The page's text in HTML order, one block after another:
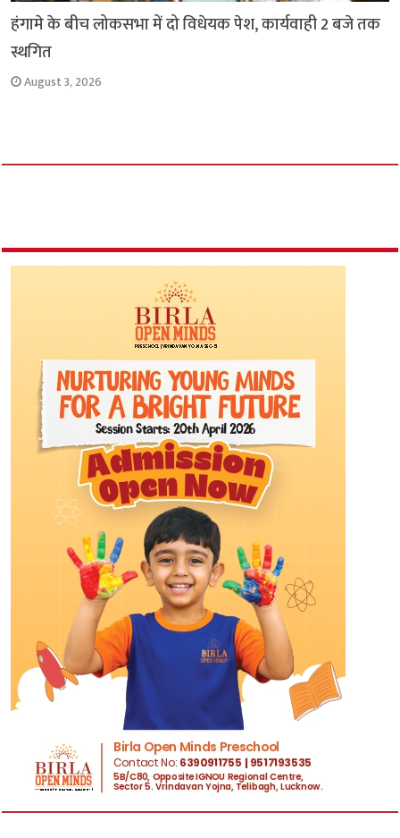
हंगामे के बीच लोकसभा में दो विधेयक पेश, कार्यवाही 2 बजे तक
स्थगित
August 3, 2026